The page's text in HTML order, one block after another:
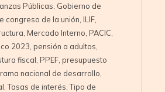
Públicas Gobierno de
congreso de la unión ILIF
Mercado Interno PACIC
2023 pensión a adultos
fiscal PPEF presupuesto
nacional de desarrollo
,Tasas de interés ,Tipo de